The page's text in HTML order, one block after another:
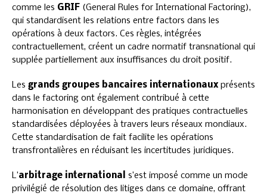
comme les GRIF (General Rules for International Factoring),
qui standardisent les relations entre factors dans les
opérations à deux factors. Ces règles, intégrées
contractuellement, créent un cadre normatif transnational qui
supplée partiellement aux insuffisances du droit positif.
Les grands groupes bancaires internationaux présents
dans le factoring ont également contribué à cette
harmonisation en développant des pratiques contractuelles
standardisées déployées à travers leurs réseaux mondiaux.
Cette standardisation de fait facilite les opérations
transfrontalières en réduisant les incertitudes juridiques.
L’arbitrage international
s’est imposé comme un mode
privilégié de résolution des litiges dans ce domaine, offrant